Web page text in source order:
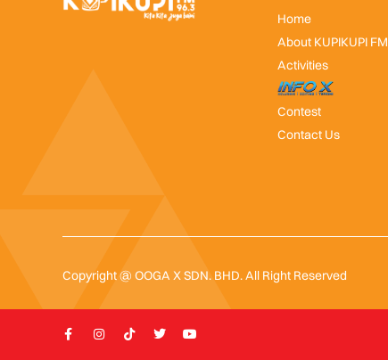
Home
About KUPIKUPI FM
Activities
InfoX
Contest
Contact Us
Copyright @ OOGA X SDN. BHD. All Right Reserved